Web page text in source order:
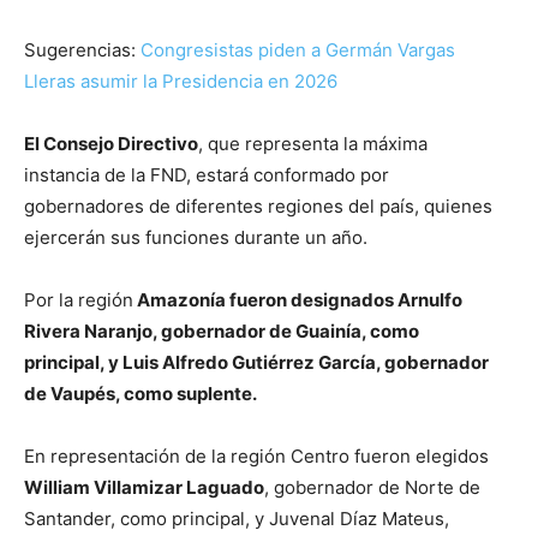
Sugerencias: Congresistas piden a Germán Vargas
Lleras asumir la Presidencia en 2026
El Consejo Directivo, que representa la máxima
instancia de la FND, estará conformado por
gobernadores de diferentes regiones del país, quienes
ejercerán sus funciones durante un año.
Por la región Amazonía fueron designados Arnulfo
Rivera Naranjo, gobernador de Guainía, como
principal, y Luis Alfredo Gutiérrez García, gobernador
de Vaupés, como suplente.
En representación de la región Centro fueron elegidos
William Villamizar Laguado, gobernador de Norte de
Santander, como principal, y Juvenal Díaz Mateus,